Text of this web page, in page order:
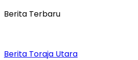
Berita Terbaru
Berita Toraja Utara